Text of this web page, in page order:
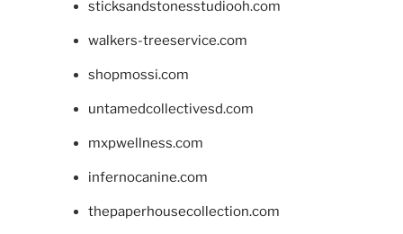
sticksandstonesstudiooh.com
walkers-treeservice.com
shopmossi.com
untamedcollectivesd.com
mxpwellness.com
infernocanine.com
thepaperhousecollection.com